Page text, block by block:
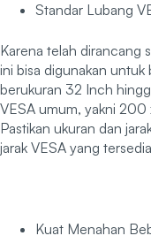
Standar Lubang
Karena telah dirancang
ini bisa digunakan
berukuran 32 Inch
VESA umum, yakni
Pastikan ukuran dan
jarak VESA yang
Kuat Menahan